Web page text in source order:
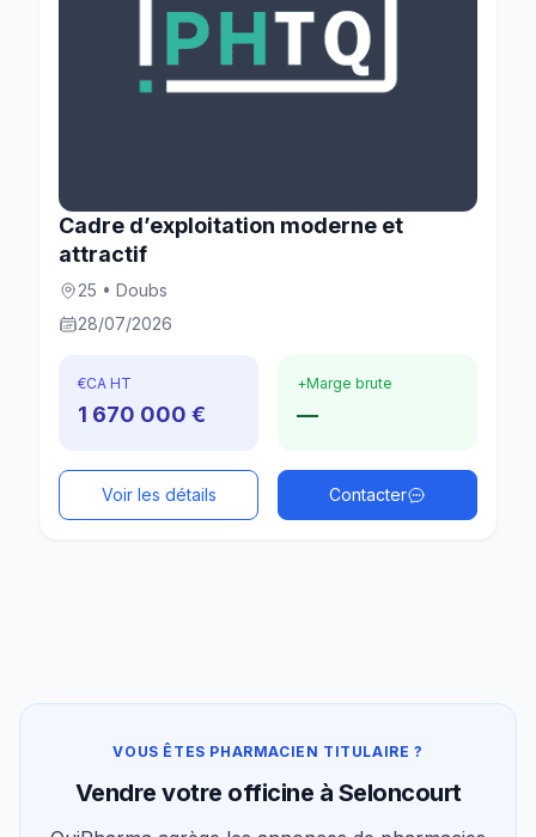
Cadre d’exploitation moderne et
attractif
25 • Doubs
28/07/2026
€CA HT
1 670 000 €
+Marge brute
—
Voir les détails Contacter
VOUS ÊTES PHARMACIEN TITULAIRE ?
Vendre votre officine à Seloncourt